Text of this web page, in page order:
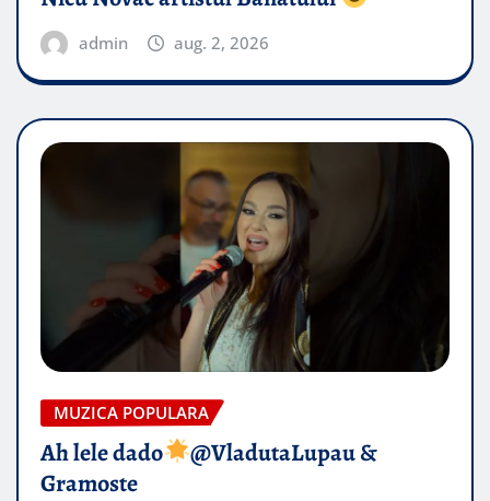
admin aug. 2, 2026
MUZICA POPULARA
Ah lele dado​
@VladutaLupau &
Gramoste